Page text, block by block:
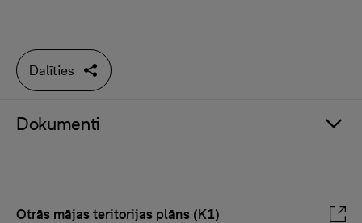
Dalīties
Dokumenti
Otrās mājas teritorijas plāns (K1)